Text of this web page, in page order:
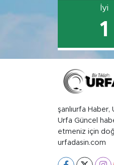
İyi
1
şanlıurfa Haber,
Urfa Güncel
etmeniz için
urfadasin.com